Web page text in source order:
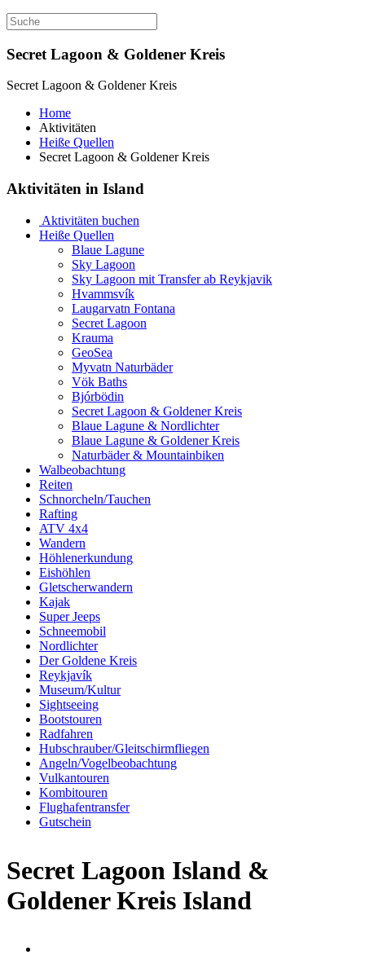
Secret Lagoon & Goldener Kreis
Secret Lagoon & Goldener Kreis
Home
Aktivitäten
Heiße Quellen
Secret Lagoon & Goldener Kreis
Aktivitäten in Island
Aktivitäten buchen
Heiße Quellen
Blaue Lagune
Sky Lagoon
Sky Lagoon mit Transfer ab Reykjavik
Hvammsvík
Laugarvatn Fontana
Secret Lagoon
Krauma
GeoSea
Myvatn Naturbäder
Vök Baths
Bjórbödin
Secret Lagoon & Goldener Kreis
Blaue Lagune & Nordlichter
Blaue Lagune & Goldener Kreis
Naturbäder & Mountainbiken
Walbeobachtung
Reiten
Schnorcheln/Tauchen
Rafting
ATV 4x4
Wandern
Höhlenerkundung
Eishöhlen
Gletscherwandern
Kajak
Super Jeeps
Schneemobil
Nordlichter
Der Goldene Kreis
Reykjavík
Museum/Kultur
Sightseeing
Bootstouren
Radfahren
Hubschrauber/Gleitschirmfliegen
Angeln/Vogelbeobachtung
Vulkantouren
Kombitouren
Flughafentransfer
Gutschein
Secret Lagoon Island &
Goldener Kreis Island